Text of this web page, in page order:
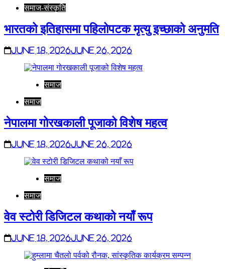
समाज-संस्कृति
भारतको इतिहासमा पहिलोपटक मृत्यु इच्छाको अनुमति
June 18, 2026June 26, 2026
समाज
समाज
नेपालमा गोरखकाली पूजाको विशेष महत्व
June 18, 2026June 26, 2026
समाज
समाज
वेव स्टोरी डिजिटल कथाको नयाँ रूप
June 18, 2026June 26, 2026